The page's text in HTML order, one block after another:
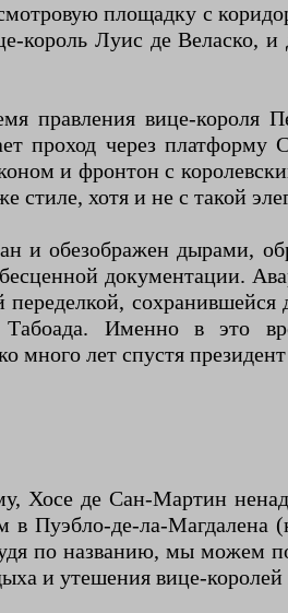
площадку с
Луис де Веласко, и
правления вице-
проход через
и фронтон с
стиле, хотя и не с такой
и обезображен дырами,
документации.
Табоада. Именно в это
лет спустя
Хосе де Сан-Мартин
в Пуэбло-де-ла-
по названию, мы можем
и утешения вице-королей